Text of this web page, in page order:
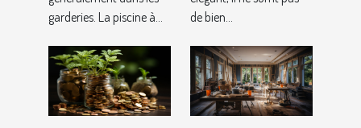
garderies. La piscine à...
de bien...